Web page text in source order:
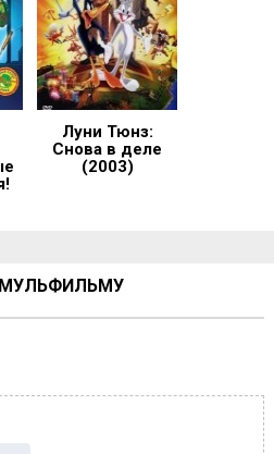
Луни Тюнз:
Снова в деле
(2003)